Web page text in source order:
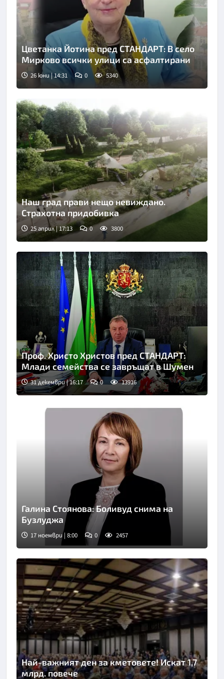
Цветанка Йотина пред СТАНДАРТ: В село
Мирково всички улици са асфалтирани
26 юни | 14:31 0 5340
Наш град прави нещо невиждано.
Страхотна придобивка
25 април | 17:13 0 3800
Проф. Христо Христов пред СТАНДАРТ:
Млади семейства се завръщат в Шумен
31 декември | 16:17 0 13916
Галина Стоянова: Боливуд снима на
Бузлуджа
17 ноември | 8:00 0 2457
Най-важният ден за кметовете! Искат 1,7
млрд. повече